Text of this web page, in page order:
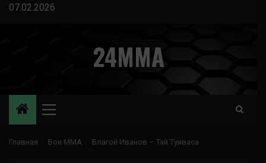
Перейти
07.02.2026
24MMA
Основное
Главная Бои ММА Благой Иванов – Тай Туиваса